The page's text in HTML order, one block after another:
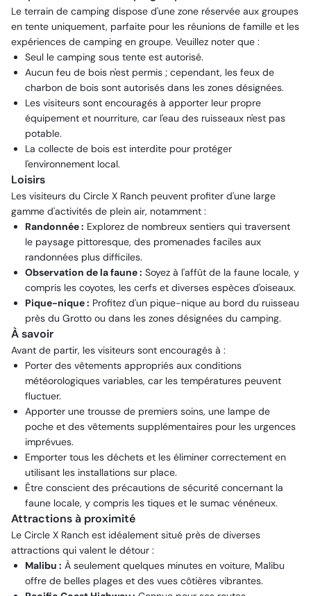
Le terrain de camping dispose d'une zone réservée aux groupes
en tente uniquement, parfaite pour les réunions de famille et les
expériences de camping en groupe. Veuillez noter que :
Seul le camping sous tente est autorisé.
Aucun feu de bois n'est permis ; cependant, les feux de
charbon de bois sont autorisés dans les zones désignées.
Les visiteurs sont encouragés à apporter leur propre
équipement et nourriture, car l'eau des ruisseaux n'est pas
potable.
La collecte de bois est interdite pour protéger
l'environnement local.
Loisirs
Les visiteurs du Circle X Ranch peuvent profiter d'une large
gamme d'activités de plein air, notamment :
Randonnée : Explorez de nombreux sentiers qui traversent
le paysage pittoresque, des promenades faciles aux
randonnées plus difficiles.
Observation de la faune : Soyez à l'affût de la faune locale, y
compris les coyotes, les cerfs et diverses espèces d'oiseaux.
Pique-nique : Profitez d'un pique-nique au bord du ruisseau
près du Grotto ou dans les zones désignées du camping.
À savoir
Avant de partir, les visiteurs sont encouragés à :
Porter des vêtements appropriés aux conditions
météorologiques variables, car les températures peuvent
fluctuer.
Apporter une trousse de premiers soins, une lampe de
poche et des vêtements supplémentaires pour les urgences
imprévues.
Emporter tous les déchets et les éliminer correctement en
utilisant les installations sur place.
Être conscient des précautions de sécurité concernant la
faune locale, y compris les tiques et le sumac vénéneux.
Attractions à proximité
Le Circle X Ranch est idéalement situé près de diverses
attractions qui valent le détour :
Malibu : À seulement quelques minutes en voiture, Malibu
offre de belles plages et des vues côtières vibrantes.